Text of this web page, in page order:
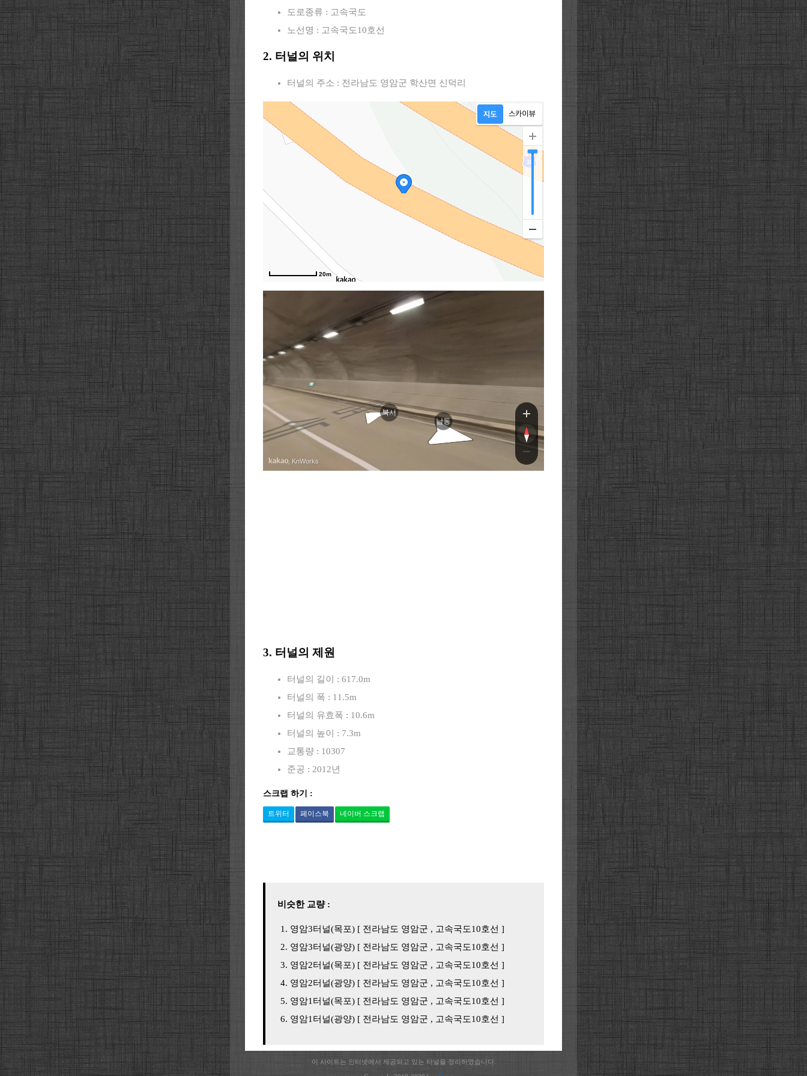
도로종류 : 고속국도
노선명 : 고속국도10호선
2. 터널의 위치
터널의 주소 : 전라남도 영암군 학산면 신덕리
20m
남해고속도로
남해고속도로
북서
남동
, KnWorks
3. 터널의 제원
터널의 길이 : 617.0m
터널의 폭 : 11.5m
터널의 유효폭 : 10.6m
터널의 높이 : 7.3m
교통량 : 10307
준공 : 2012년
스크랩 하기 :
트위터 페이스북 네이버 스크랩
비슷한 교량 :
영암3터널(목포) [ 전라남도 영암군 , 고속국도10호선 ]
영암3터널(광양) [ 전라남도 영암군 , 고속국도10호선 ]
영암2터널(목포) [ 전라남도 영암군 , 고속국도10호선 ]
영암2터널(광양) [ 전라남도 영암군 , 고속국도10호선 ]
영암1터널(목포) [ 전라남도 영암군 , 고속국도10호선 ]
영암1터널(광양) [ 전라남도 영암군 , 고속국도10호선 ]
이 사이트는 인터넷에서 제공되고 있는 터널을 정리하였습니다.